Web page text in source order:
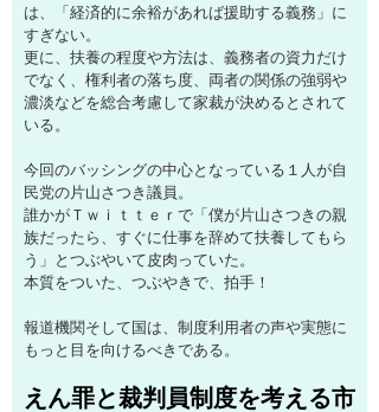
は、「経済的に余裕があれば援助する義務」に
すぎない。
更に、扶養の程度や方法は、義務者の資力だけ
でなく、権利者の落ち度、両者の関係の強弱や
濃淡などを総合考慮して家裁が決めるとされて
いる。
今回のバッシングの中心となっている１人が自
民党の片山さつき議員。
誰かがＴｗｉｔｔｅｒで「僕が片山さつきの親
族だったら、すぐに仕事を辞めて扶養してもら
う」とつぶやいて皮肉っていた。
本質をついた、つぶやきで、拍手！
報道機関そして国は、制度利用者の声や実態に
もっと目を向けるべきである。
えん罪と裁判員制度を考える市